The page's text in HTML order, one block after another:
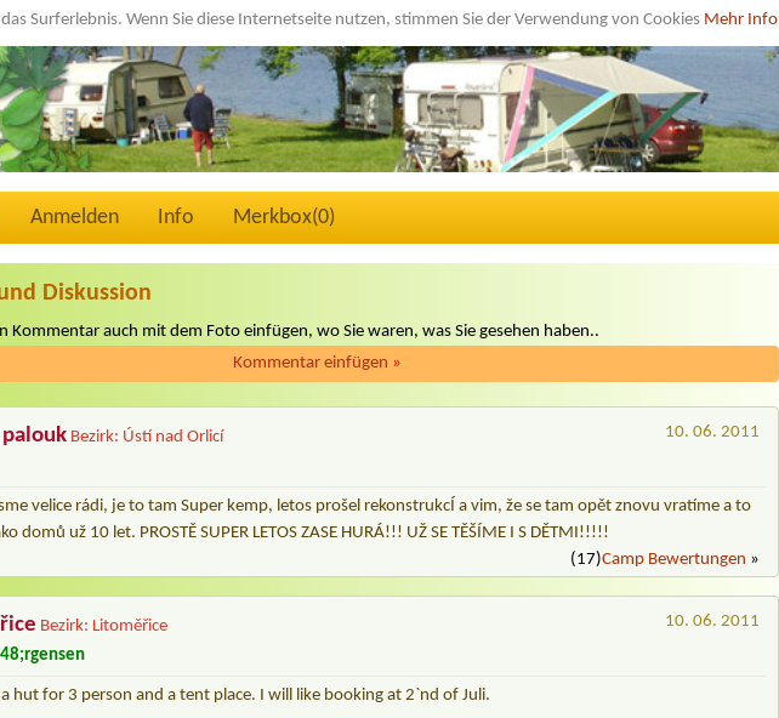
Surferlebnis. Wenn Sie diese Internetseite nutzen, stimmen Sie der Verwendung von Cookies Mehr Info
Anmelden Info Merkbox(0)
Diskussion
Kommentar auch mit dem Foto einfügen, wo Sie waren, was Sie gesehen haben..
Kommentar einfügen »
palouk Bezirk: Ústí nad Orlicí
10. 06. 2011
velice rádi, je to tam Super kemp, letos prošel rekonstrukcÍ a vim, že se tam opět znovu vratíme a to
domů už 10 let. PROSTĚ SUPER LETOS ZASE HURÁ!!! UŽ SE TĚŠÍME I S DĚTMI!!!!!
(17)Camp Bewertungen »
Bezirk: Litoměřice
10. 06. 2011
hut for 3 person and a tent place. I will like booking at 2`nd of Juli.